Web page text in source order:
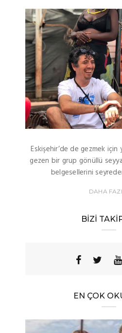
Eskişehir’de de gezmek için
gezen bir grup gönüllü
belgesellerini
DAHA
BIZI
EN ÇOK